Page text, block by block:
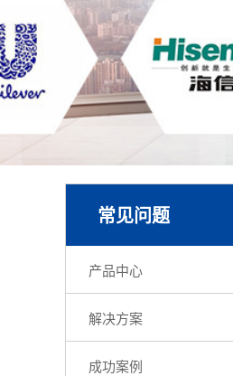
常见问题
产品中心
解决方案
成功案例